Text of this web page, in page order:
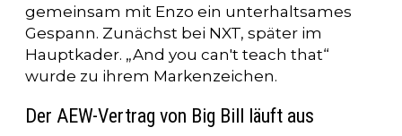
gemeinsam mit Enzo ein unterhaltsames
Gespann. Zunächst bei NXT, später im
Hauptkader. „And you can't teach that“
wurde zu ihrem Markenzeichen.
Der AEW-Vertrag von Big Bill läuft aus